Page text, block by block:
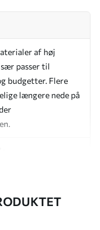
af høj
passer til
budgetter. Flere
længere nede på